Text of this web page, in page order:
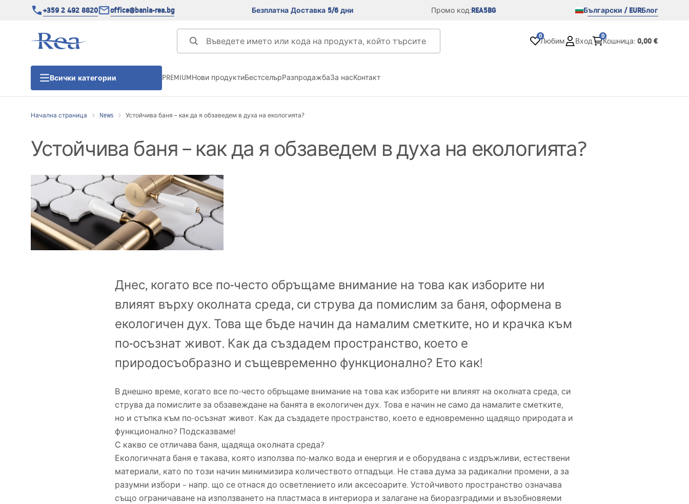
+359 2 492 8820 office@bania-rea.bg Безплатна Доставка 5/6 дни Промо код:REA5BG Български / EURБлог
0
Любим Вход
0
Кошница: 0,00 €
Всички категории
Душ кабини
Душ корита
Линейни сифони
Комплект тоалетна чиния с
Смесители за баня
Аксесоари и мебели за баня
PREMIUMНови продуктиБестселърРазпродажбаЗа насКонтакт
Начална страница News Устойчива баня – как да я обзаведем в духа на екологията?
Устойчива баня – как да я обзаведем в духа на екологията?
Днес, когато все по-често обръщаме внимание на това как изборите ни
влияят върху околната среда, си струва да помислим за баня, оформена в
екологичен дух. Това ще бъде начин да намалим сметките, но и крачка към
по-осъзнат живот. Как да създадем пространство, което е
природосъобразно и същевременно функционално? Ето как!
В днешно време, когато все по-често обръщаме внимание на това как изборите ни влияят на околната среда, си
струва да помислите за обзавеждане на банята в екологичен дух. Това е начин не само да намалите сметките,
но и стъпка към по-осъзнат живот. Как да създадете пространство, което е едновременно щадящо природата и
функционално? Подсказваме!
С какво се отличава баня, щадяща околната среда?
Екологичната баня е такава, която използва по-малко вода и енергия и е оборудвана с издръжливи, естествени
материали, като по този начин минимизира количеството отпадъци. Не става дума за радикални промени, а за
разумни избори – напр. що се отнася до осветлението или аксесоарите. Устойчивото пространство означава
също ограничаване на използването на пластмаса в интериора и залагане на биоразградими и възобновяеми